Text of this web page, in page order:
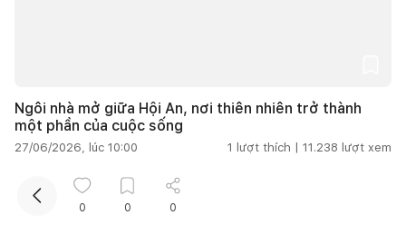
Ngôi nhà mở giữa Hội An, nơi thiên nhiên trở thành
một phần của cuộc sống
27/06/2026, lúc 10:00 1 lượt thích | 11.238 lượt xem
Thu Nguyễn
0 0 0